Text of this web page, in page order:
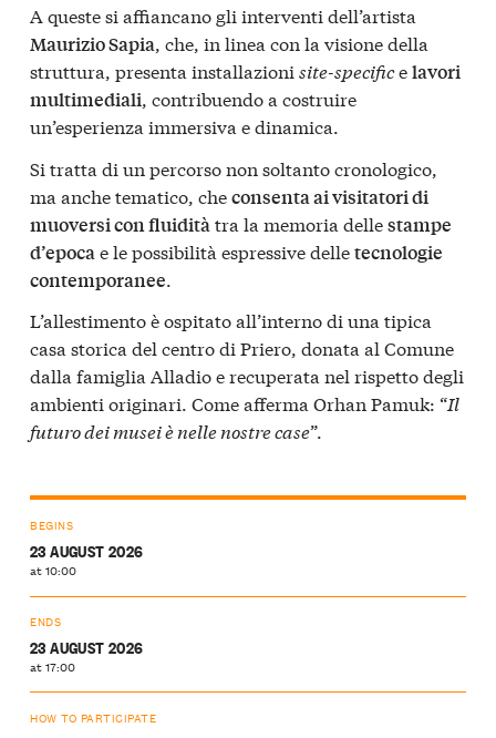
A queste si affiancano gli interventi dell’artista
Maurizio Sapia, che, in linea con la visione della
struttura, presenta installazioni site-specificelavori
multimediali, contribuendo a costruire
un’esperienza immersiva e dinamica.
Si tratta di un percorso non soltanto cronologico,
ma anche tematico, checonsenta ai visitatori di
muoversi con fluidità tra la memoria dellestampe
d’epoca e le possibilità espressive delletecnologie
contemporanee
L’allestimento è ospitato all’interno di una tipica
casa storica del centro di Priero, donata al Comune
dalla famiglia Alladio e recuperata nel rispetto degli
ambienti originari. Come afferma Orhan Pamuk: “Il
futuro dei musei è nelle nostre case”.
BEGINS
23 AUGUST 2026
at 10:00
ENDS
23 AUGUST 2026
at 17:00
HOW TO PARTICIPATE